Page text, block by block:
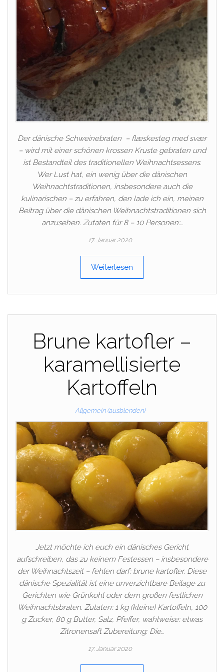
Der dänische Schweinebraten – flæskesteg med svær
– wird mit einer schönen krossen Kruste gebraten und
ist Bestandteil des traditionellen Weihnachtsessens.
Wer Lust hat, ein wenig über die dänischen
Weihnachtstraditionen, insbesondere auch die
kulinarischen – zu erfahren, den lade ich ein, meinen
Beitrag über die dänischen Weihnachtstraditionen sich
anzusehen. Zutaten für 8 – 10 Personen:…
17. Januar 2020
Weiterlesen
Brune kartofler –
karamellisierte
Kartoffeln
Allgemein (ausblenden)
Jetzt möchte ich euch ein dänisches Gericht
aufschreiben, das zu keinem Festessen – insbesondere
der Weihnachtszeit – fehlen darf: brune kartofler. Diese
dänische Spezialität ist eine unverzichtbare Beilage zu
Gerichten wie Grünkohl oder dem großen festlichen
Weihnachtsbraten. Zutaten: 1 kg (kleine) Kartoffeln, 100
g Zucker, 80 g Butter, Salz, Pfeffer, wahlweise: etwas
Zitronensaft Zubereitung: Die…
17. Januar 2020